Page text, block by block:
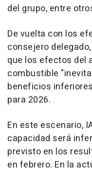
del grupo, entre
De vuelta con los
consejero
que los efectos del
combustible
beneficios
para 2026.
En este escenario,
capacidad será
previsto en los
en febrero. En la